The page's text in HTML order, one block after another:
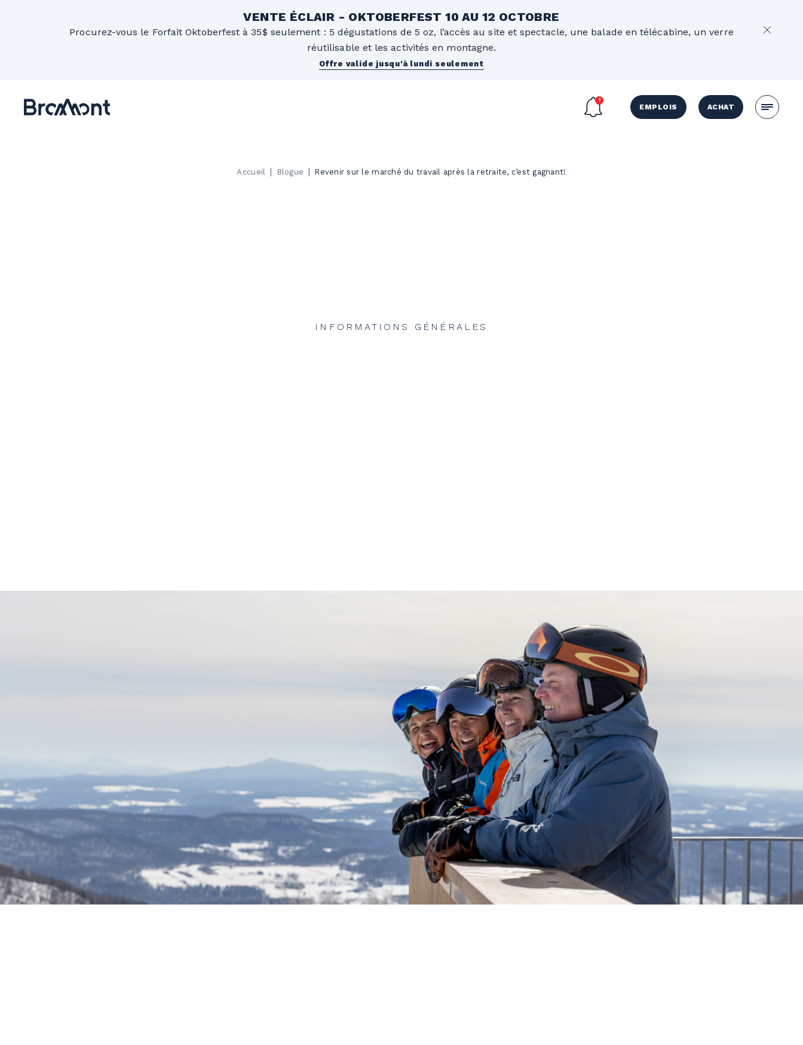
VENTE ÉCLAIR - OKTOBERFEST 10 AU 12 OCTOBRE
Procurez-vous le Forfait Oktoberfest à 35$ seulement : 5 dégustations de 5 oz, l’accès au site et spectacle, une balade en télécabine, un verre
réutilisable et les activités en montagne.
Offre valide jusqu'à lundi seulement
EMPLOIS ACHAT
Accueil | Blogue | Revenir sur le marché du travail après la retraite, c’est gagnant!
INFORMATIONS GÉNÉRALES